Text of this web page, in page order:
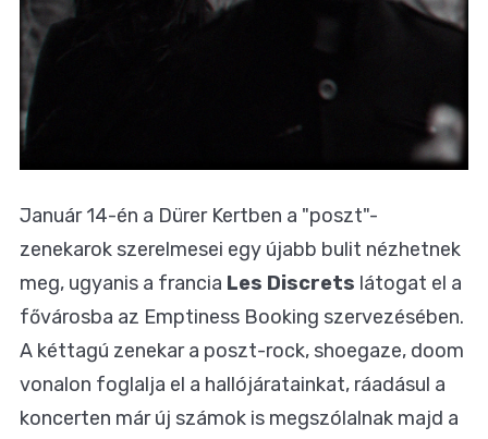
Január 14-én a Dürer Kertben a "poszt"-
zenekarok szerelmesei egy újabb bulit nézhetnek
meg, ugyanis a francia Les Discrets látogat el a
fővárosba az Emptiness Booking szervezésében.
A kéttagú zenekar a poszt-rock, shoegaze, doom
vonalon foglalja el a hallójáratainkat, ráadásul a
koncerten már új számok is megszólalnak majd a